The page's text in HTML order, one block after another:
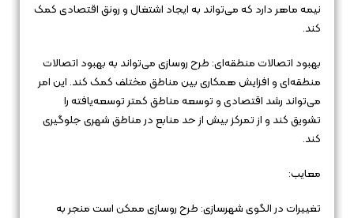
نیمه ماهر دارد که می‌تواند به ایجاد اشتغال و رونق اقتصادی کمک
کند.
بهبود اتصالات منطقه‌ای: طرح روسازی می‌تواند به بهبود اتصالات
منطقه‌ای و افزایش همکاری بین مناطق مختلف کمک کند. این امر
می‌تواند رشد اقتصادی و توسعه مناطق کمتر توسعه‌یافته را
تشویق کند و از تمرکز بیش از حد منابع در مناطق شهری جلوگیری
کند.
معایب:
تغییرات در الگوی شهرسازی: طرح روسازی ممکن است منجر به